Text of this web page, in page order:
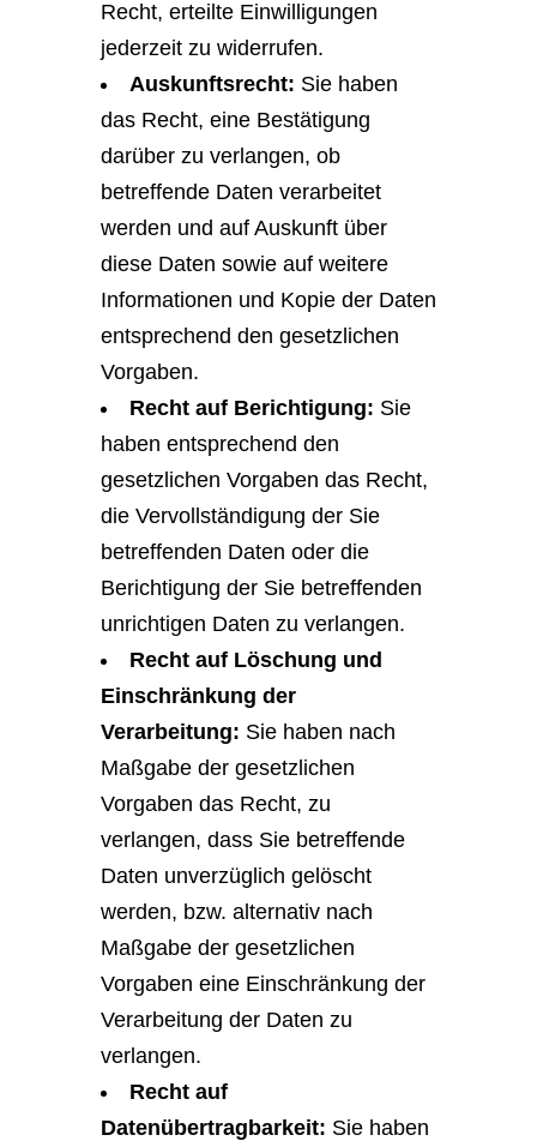
Recht, erteilte Einwilligungen
jederzeit zu widerrufen.
Auskunftsrecht: Sie haben
das Recht, eine Bestätigung
darüber zu verlangen, ob
betreffende Daten verarbeitet
werden und auf Auskunft über
diese Daten sowie auf weitere
Informationen und Kopie der Daten
entsprechend den gesetzlichen
Vorgaben.
Recht auf Berichtigung: Sie
haben entsprechend den
gesetzlichen Vorgaben das Recht,
die Vervollständigung der Sie
betreffenden Daten oder die
Berichtigung der Sie betreffenden
unrichtigen Daten zu verlangen.
Recht auf Löschung und
Einschränkung der
Verarbeitung: Sie haben nach
Maßgabe der gesetzlichen
Vorgaben das Recht, zu
verlangen, dass Sie betreffende
Daten unverzüglich gelöscht
werden, bzw. alternativ nach
Maßgabe der gesetzlichen
Vorgaben eine Einschränkung der
Verarbeitung der Daten zu
verlangen.
Recht auf
Datenübertragbarkeit: Sie haben